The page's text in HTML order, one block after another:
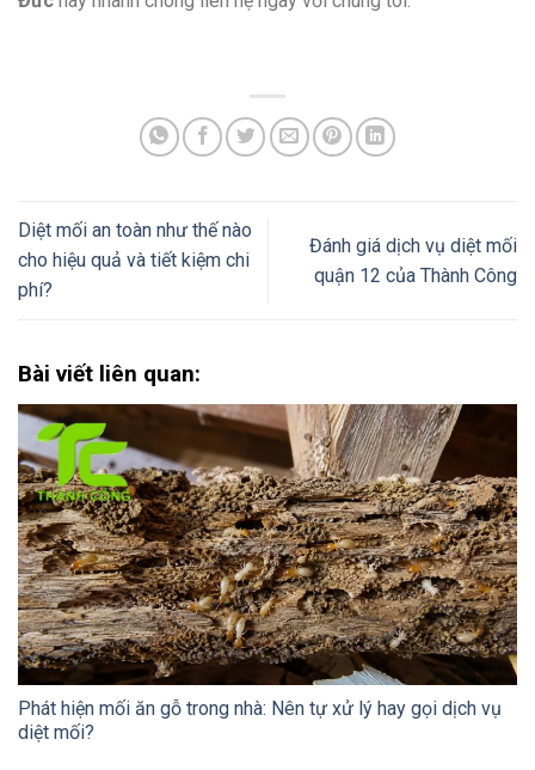
Diệt mối an toàn như thế nào
cho hiệu quả và tiết kiệm chi
phí?
Đánh giá dịch vụ diệt mối
quận 12 của Thành Công
Bài viết liên quan:
Phát hiện mối ăn gỗ trong nhà: Nên tự xử lý hay gọi dịch vụ
diệt mối?